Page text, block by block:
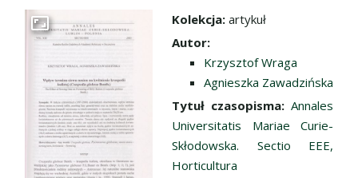
Przejdź do zbioru
Kolekcja: artykuł
Autor:
Krzysztof Wraga
Agnieszka Zawadzińska
Tytuł czasopisma: Annales
Universitatis Mariae Curie-
Skłodowska. Sectio EEE,
Horticultura